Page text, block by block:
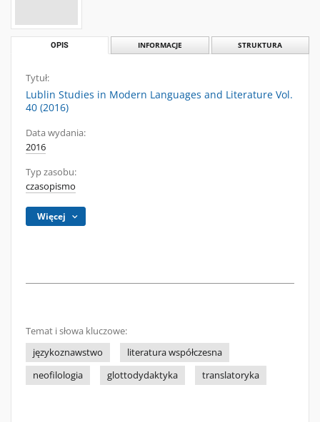
OPIS INFORMACJE STRUKTURA
Tytuł:
Lublin Studies in Modern Languages and Literature Vol.
40 (2016)
Data wydania:
2016
Typ zasobu:
czasopismo
Więcej
Temat i słowa kluczowe:
językoznawstwo
literatura współczesna
neofilologia
glottodydaktyka translatoryka